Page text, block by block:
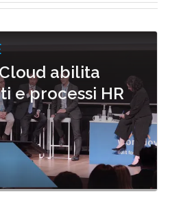
abilita
e processi HR